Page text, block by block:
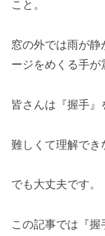
こと。
窓の外では雨が
ージをめくる手が
皆さんは『握手』
難しくて理解でき
でも大丈夫です。
この記事では『